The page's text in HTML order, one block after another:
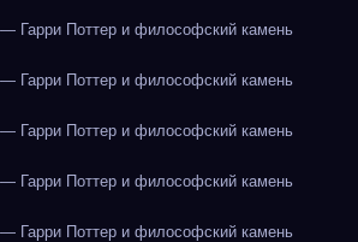
Гарри Поттер и философский камень
Гарри Поттер и философский камень
Гарри Поттер и философский камень
Гарри Поттер и философский камень
Гарри Поттер и философский камень